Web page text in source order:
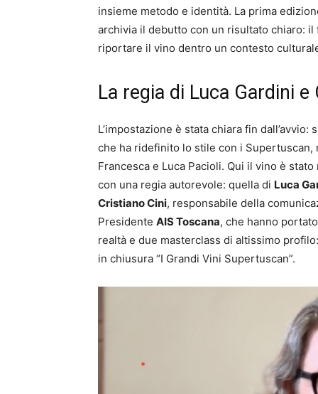
insieme metodo e identità. La prima
archivia il debutto con un risultato chiaro:
riportare il vino dentro un contesto
La regia di Luca Gardini
L’impostazione è stata chiara fin
che ha ridefinito lo stile con i Supertuscan,
Francesca e Luca Pacioli. Qui il vino è
con una regia autorevole: quella di Luca
Cristiano Cini, responsabile della
Presidente AIS Toscana, che hanno
realtà e due masterclass di altissimo
in chiusura “I Grandi Vini Supertuscan”.